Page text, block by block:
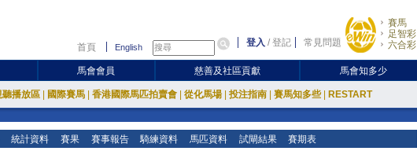
首頁 English 登入 /登記 常見問題
賽馬
足智彩
六合彩
馬會會員 慈善及社區貢獻 馬會知多少
聽播放區 國際賽馬 香港國際馬匹拍賣會 從化馬場 投注指南 賽馬知多些 RESTART
統計資料 賽果 賽事報告 騎練資料 馬匹資料 試閘結果 賽期表